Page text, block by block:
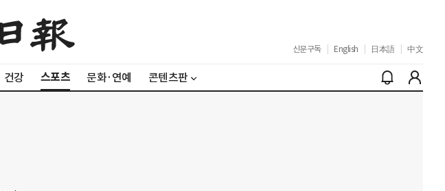
신문구독 English 日本語 中文
건강 스포츠 문화·연예 콘텐츠판